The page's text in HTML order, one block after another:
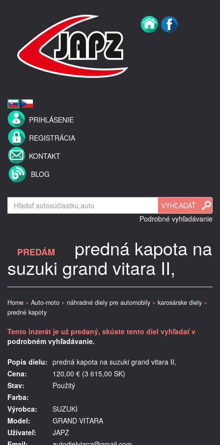
PRIHLÁSENIE
REGISTRÁCIA
KONTAKT
BLOG
Podrobné vyhľadávanie
PREDÁM predná kapota na
suzuki grand vitara II,
Home » Auto-moto » náhradné diely pre automobily » karosárske diely »
predné kapoty
Tento inzerát je už predaný, skúste tento diel vyhľadať v
podrobném vyhľadávanie.
Popis dielu: predná kapota na suzuki grand vitara II,
Cena:
120,00 € (3 615,00 SK)
Stav:
Použitý
Farba:
Výrobca:
SUZUKI
Model:
GRAND VITARA
Užívateľ:
JAPZ